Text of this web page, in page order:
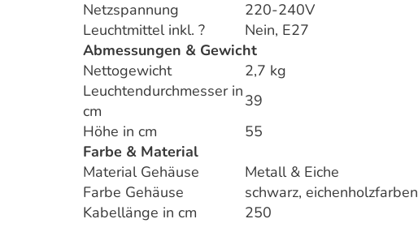
Netzspannung
220-240V
Leuchtmittel inkl. ?
Nein, E27
Abmessungen & Gewicht
Nettogewicht
2,7 kg
Leuchtendurchmesser in
cm
39
Höhe in cm
55
Farbe & Material
Material Gehäuse
Metall & Eiche
Farbe Gehäuse
schwarz, eichenholzfarben
Kabellänge in cm
250